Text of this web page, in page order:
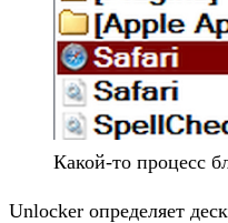
Какой-то процесс
Unlocker определяет